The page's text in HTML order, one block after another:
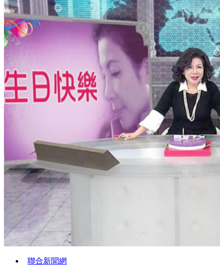
聯合新聞網